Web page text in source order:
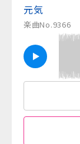
元気
楽曲No.9366